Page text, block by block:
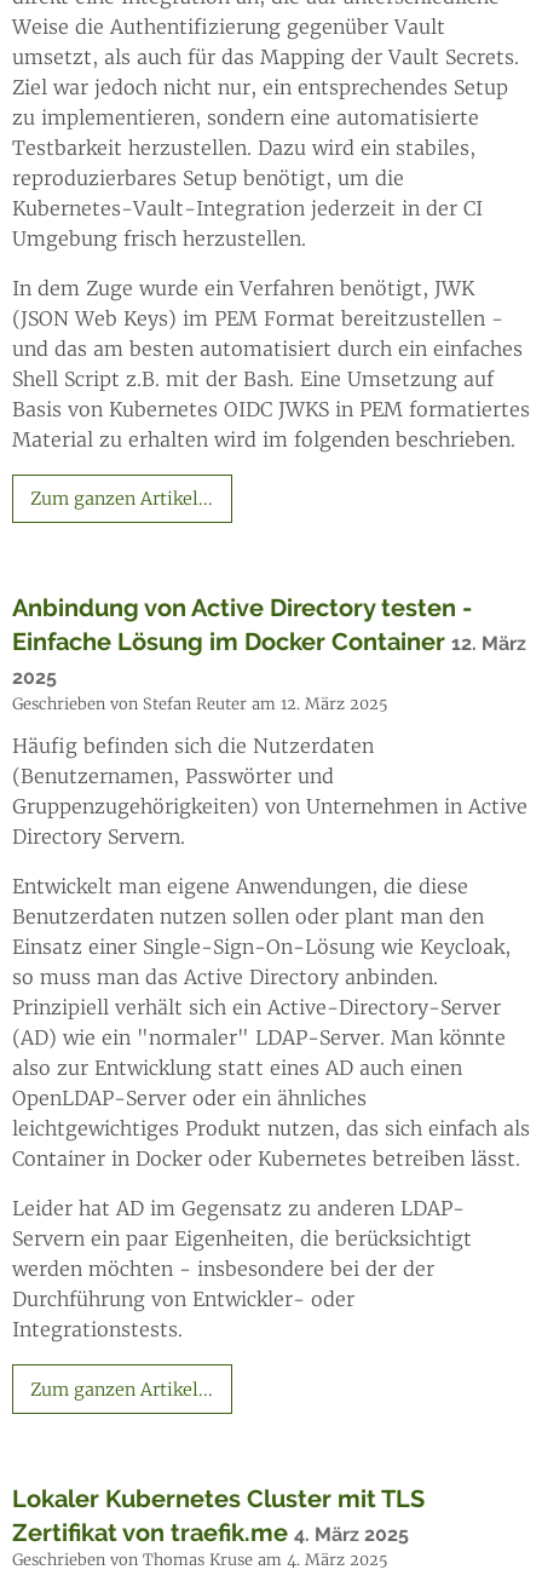
Weise die Authentifizierung gegenüber Vault
umsetzt, als auch für das Mapping der Vault Secrets.
Ziel war jedoch nicht nur, ein entsprechendes Setup
zu implementieren, sondern eine automatisierte
Testbarkeit herzustellen. Dazu wird ein stabiles,
reproduzierbares Setup benötigt, um die
Kubernetes-Vault-Integration jederzeit in der CI
Umgebung frisch herzustellen.
In dem Zuge wurde ein Verfahren benötigt, JWK
(JSON Web Keys) im PEM Format bereitzustellen -
und das am besten automatisiert durch ein einfaches
Shell Script z.B. mit der Bash. Eine Umsetzung auf
Basis von Kubernetes OIDC JWKS in PEM formatiertes
Material zu erhalten wird im folgenden beschrieben.
Zum ganzen Artikel...
Anbindung von Active Directory testen -
Einfache Lösung im Docker Container 12. März
2025
Geschrieben von Stefan Reuter am 12. März 2025
Häufig befinden sich die Nutzerdaten
(Benutzernamen, Passwörter und
Gruppenzugehörigkeiten) von Unternehmen in Active
Directory Servern.
Entwickelt man eigene Anwendungen, die diese
Benutzerdaten nutzen sollen oder plant man den
Einsatz einer Single-Sign-On-Lösung wie Keycloak,
so muss man das Active Directory anbinden.
Prinzipiell verhält sich ein Active-Directory-Server
(AD) wie ein "normaler" LDAP-Server. Man könnte
also zur Entwicklung statt eines AD auch einen
OpenLDAP-Server oder ein ähnliches
leichtgewichtiges Produkt nutzen, das sich einfach als
Container in Docker oder Kubernetes betreiben lässt.
Leider hat AD im Gegensatz zu anderen LDAP-
Servern ein paar Eigenheiten, die berücksichtigt
werden möchten - insbesondere bei der der
Durchführung von Entwickler- oder
Integrationstests.
Zum ganzen Artikel...
Lokaler Kubernetes Cluster mit TLS
Zertifikat von traefik.me 4. März 2025
Geschrieben von Thomas Kruse am 4. März 2025